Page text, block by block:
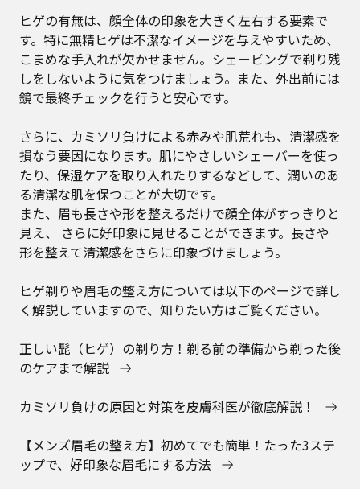
ヒゲの有無は、顔全体の印象を大きく左右する要素で
す。特に無精ヒゲは不潔なイメージを与えやすいため、
こまめな手入れが欠かせません。シェービングで剃り残
しをしないように気をつけましょう。また、外出前には
鏡で最終チェックを行うと安心です。
さらに、カミソリ負けによる赤みや肌荒れも、清潔感を
損なう要因になります。肌にやさしいシェーバーを使っ
たり、保湿ケアを取り入れたりするなどして、潤いのあ
る清潔な肌を保つことが大切です。
また、眉も長さや形を整えるだけで顔全体がすっきりと
見え、 さらに好印象に見せることができます。長さや
形を整えて清潔感をさらに印象づけましょう。
ヒゲ剃りや眉毛の整え方については以下のページで詳し
く解説していますので、知りたい方はご覧ください。
正しい髭（ヒゲ）の剃り方！剃る前の準備から剃った後
のケアまで解説
カミソリ負けの原因と対策を皮膚科医が徹底解説！
【メンズ眉毛の整え方】初めてでも簡単！たった3ステ
ップで、好印象な眉毛にする方法